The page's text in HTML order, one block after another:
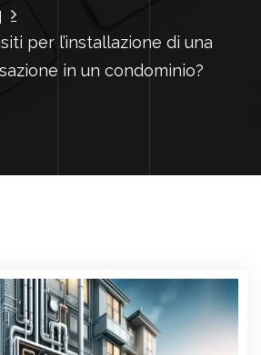
per l’installazione di una
in un condominio?